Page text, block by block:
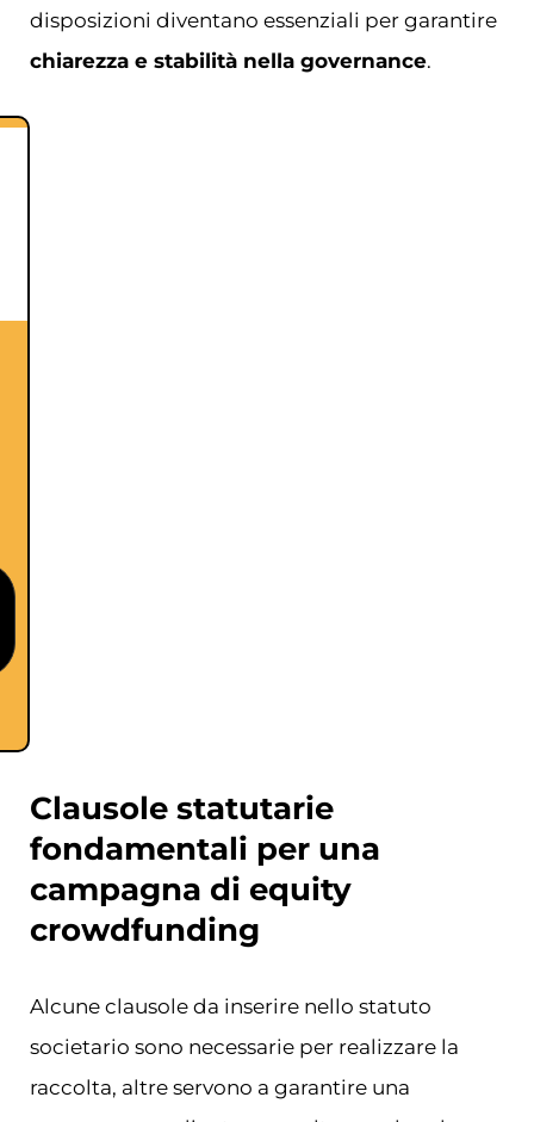
disposizioni diventano essenziali per garantire
chiarezza e stabilità nella governance.
Clausole statutarie
fondamentali per una
campagna di equity
crowdfunding
Alcune clausole da inserire nello statuto
societario sono necessarie per realizzare la
raccolta, altre servono a garantire una